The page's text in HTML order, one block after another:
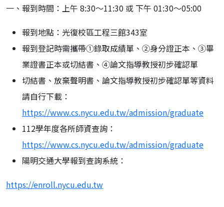
一、報到時間：上午 8:30～11:30 或 下午 01:30～05:00
報到地點：光復校區工程三館343室
報到登記時需攜帶①錄取成績單、②身分證正本、③畢
業證書正本或切結書、④論文指導教授初步確認單
切結書、放棄聲明書、論文指導教授初步確認單等資料
請自行下載：
https://www.cs.nycu.edu.tw/admission/graduate
112學年度各所師資查詢：
https://www.cs.nycu.edu.tw/admission/graduate
陽明交通大學報到查詢系統：
https://enroll.nycu.edu.tw